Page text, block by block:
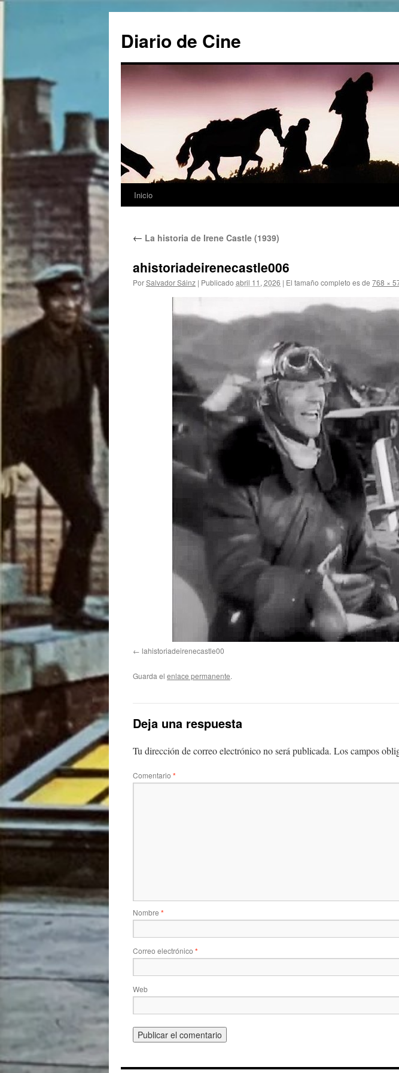
contenido
Diario de Cine
Inicio
← La historia de Irene Castle (1939)
ahistoriadeirenecastle006
PorSalvador Sáinz | Publicado abril 11, 2026 | El tamaño completo es de 768 ×
lahistoriadeirenecastle00
Guarda el enlace permanente.
Deja una respuesta
Tu dirección de correo electrónico no será publicada. Los campos
Comentario *
Nombre *
Correo electrónico *
Web